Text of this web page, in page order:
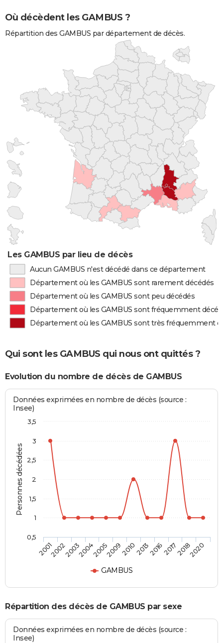
Où décèdent les GAMBUS ?
Répartition des GAMBUS par département de décès.
Les GAMBUS par lieu de décès
Aucun GAMBUS n'est décédé dans ce département
Département où les GAMBUS sont rarement décédés
Département où les GAMBUS sont peu décédés
Département où les GAMBUS sont fréquemment
Département où les GAMBUS sont très fréquemment
Qui sont les GAMBUS qui nous ont quittés ?
Evolution du nombre de décès de GAMBUS
Personnes décédées
Données exprimées en nombre de décès (source :
Insee)
GAMBUS
200120022003200420052009201020132016201720182020
0,5
1
1,5
2
2,5
3
3,5
Répartition des décès de GAMBUS par sexe
Données exprimées en nombre de décès (source :
Insee)